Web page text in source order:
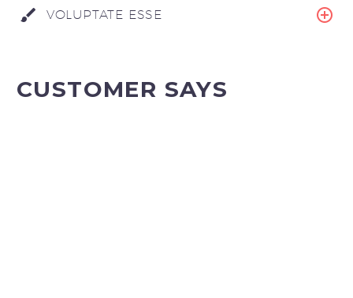
VOLUPTATE ESSE
CUSTOMER SAYS